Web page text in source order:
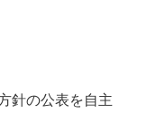
針の公表を自主